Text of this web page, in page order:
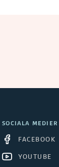
SOCIALA MEDIER
FACEBOOK
YOUTUBE